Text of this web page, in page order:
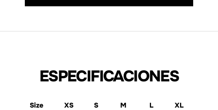
ESPECIFICACIONES
Size XS S M L XL